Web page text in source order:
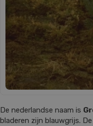
De nederlandse naam is
bladeren zijn blauwgrijs.